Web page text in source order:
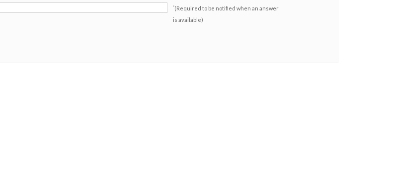
*(Required to be notified when an answer
is available)